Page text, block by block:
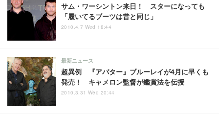
サム・ワーシントン来日！ スターになっても
「履いてるブーツは昔と同じ」
2010.4.7 Wed 18:44
超異例 『アバター』ブルーレイが4月に早くも
発売！ キャメロン監督が鑑賞法を伝授
最新ニュース
2010.3.31 Wed 20:44